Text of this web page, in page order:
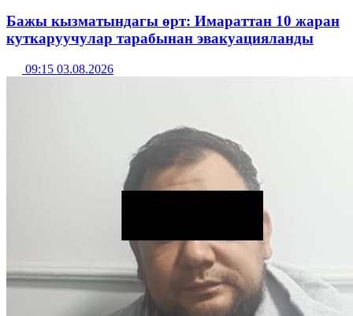
Бажы кызматындагы өрт: Имараттан 10 жаран
куткаруучулар тарабынан эвакуацияланды
09:15 03.08.2026